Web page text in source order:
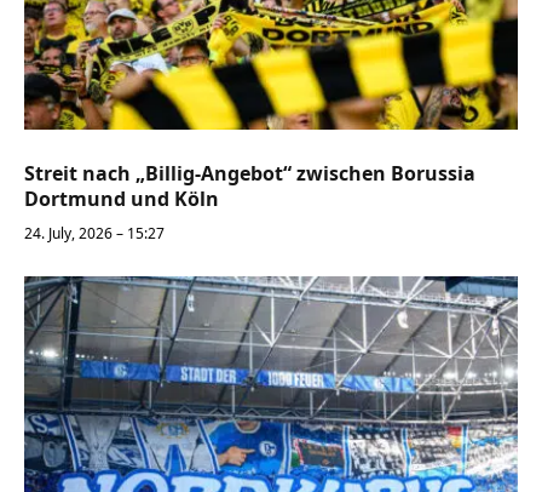
Streit nach „Billig-Angebot“ zwischen Borussia
Dortmund und Köln
24. July, 2026 – 15:27